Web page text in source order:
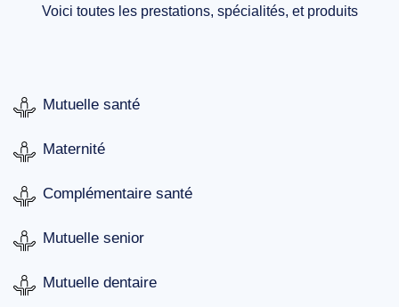
Voici toutes les prestations, spécialités, et produits
Mutuelle santé
Maternité
Complémentaire santé
Mutuelle senior
Mutuelle dentaire